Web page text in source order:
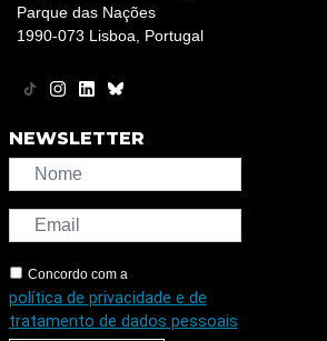
Parque das Nações
1990-073 Lisboa, Portugal
NEWSLETTER
Concordo com a
política de privacidade e de
tratamento de dados pessoais